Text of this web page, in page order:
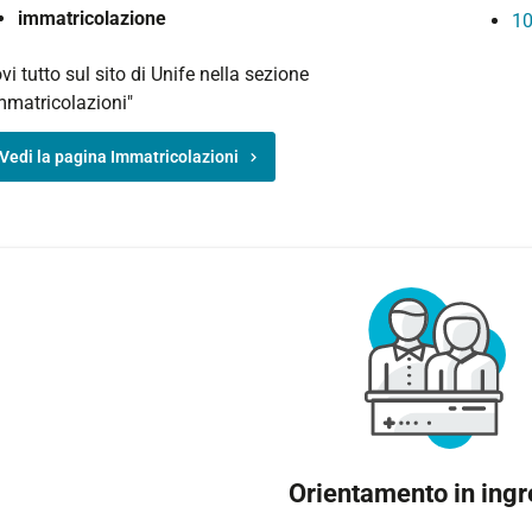
immatricolazione
tutto sul sito di Unife nella sezione
Vedi la pagina Immatricolazioni
Orientamento in